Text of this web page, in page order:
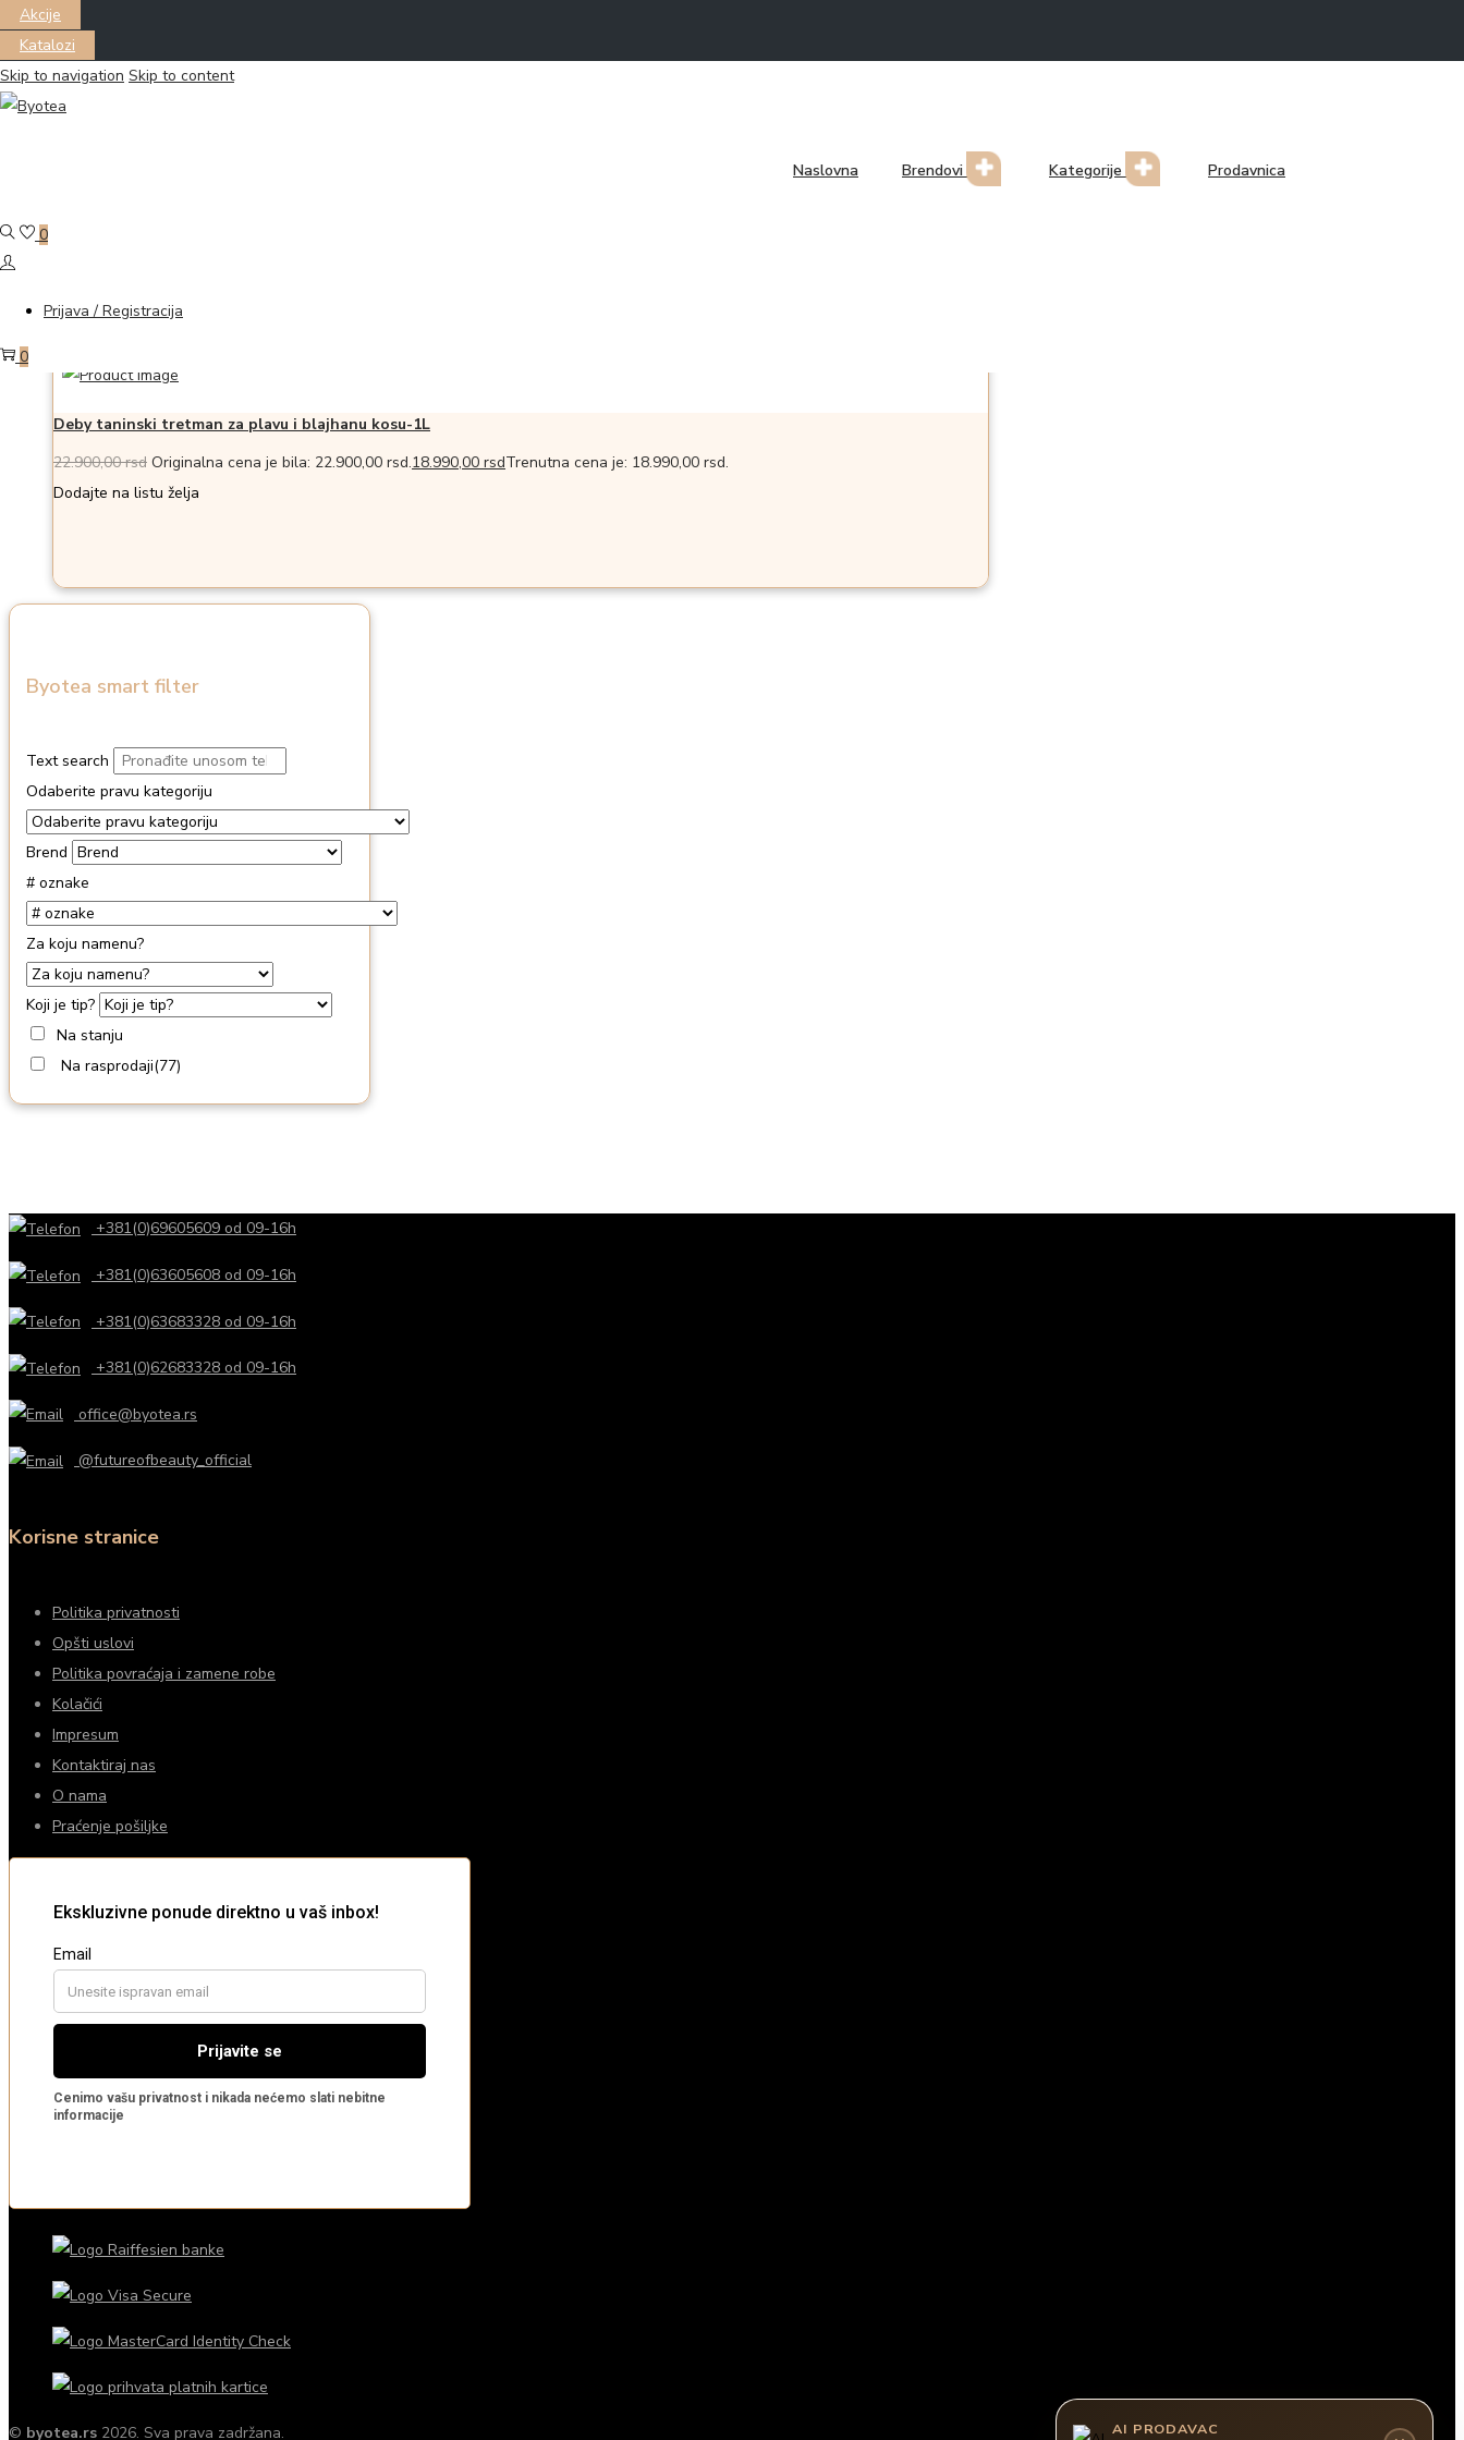
Akcije
Katalozi
Skip to navigation Skip to content
Naslovna Brendovi Kategorije Prodavnica
0
Prijava / Registracija
0
Filter
Dodajte na listu želja
Deby taninski tretman za plavu i blajhanu kosu-1L
22.900,00rsd Originalna cena je bila: 22.900,00 rsd.18.990,00 rsdTrenutna cena je: 18.990,00 rsd.
Dodajte na listu želja
Byotea smart filter
Text search
Odaberite pravu kategoriju
Brend
# oznake
Za koju namenu?
Koji je tip?
Na stanju
Na rasprodaji(77)
+381(0)69605609 od 09-16h
+381(0)63605608 od 09-16h
+381(0)63683328 od 09-16h
+381(0)62683328 od 09-16h
office@byotea.rs
@futureofbeauty_official
Korisne stranice
Politika privatnosti
Opšti uslovi
Politika povraćaja i zamene robe
Kolačići
Impresum
Kontaktiraj nas
O nama
Praćenje pošiljke
© byotea.rs 2026. Sva prava zadržana. AI PRODAVAC